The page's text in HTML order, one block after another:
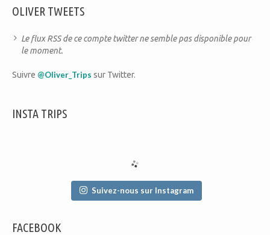
OLIVER TWEETS
Le flux RSS de ce compte twitter ne semble pas disponible pour
le moment.
Suivre @Oliver_Trips sur Twitter.
INSTA TRIPS
Suivez-nous sur Instagram
FACEBOOK